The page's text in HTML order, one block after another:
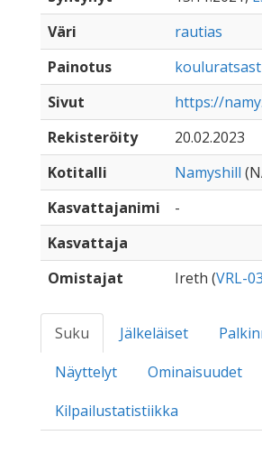
Väri
rautias
Painotus
Sivut
https://
Rekisteröity
20.02.2023
Kotitalli
Namyshill
Kasvattajanimi
-
Kasvattaja
Omistajat
Ireth (VRL-
Suku Jälkeläiset
Näyttelyt
Ominaisuudet
Kilpailustatistiikka